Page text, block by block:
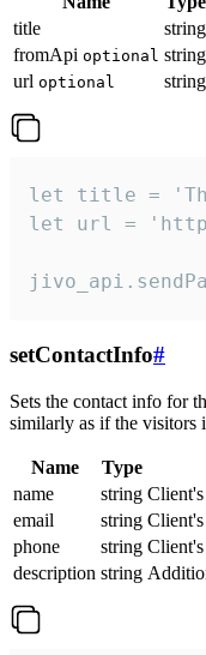
title
string
fromApi optional string
url optional string
let title =
let url =
setContactInfo#
Sets the contact info for
similarly as if the visitors
Name Type
name
string Client's
email
string
phone
string
description string